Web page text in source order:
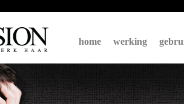
home werking